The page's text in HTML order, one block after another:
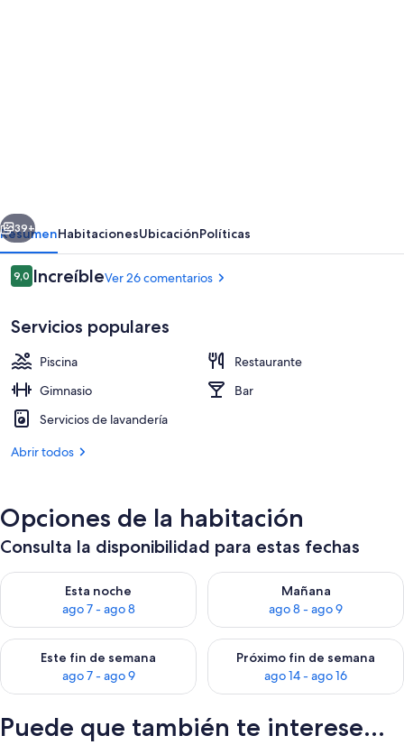
Flushing
Siguiente
39+
ResumenHabitacionesUbicaciónPolíticas
Comentarios
9,09,0 de 10
IncreíbleVer 26 comentarios
Servicios populares
Piscina
Restaurante
Gimnasio
Bar
Servicios de lavandería
Abrir todos
Opciones de la habitación
Consulta la disponibilidad para estas fechas
Esta noche
ago 7 - ago 8
Consulta la disponibilidad para esta noche, ago 7 - ago 8
Mañana
ago 8 - ago 9
Consulta la disponibilidad
Este fin de semana
ago 7 - ago 9
Consulta la disponibilidad para este fin de semana, ago 7 -
Próximo fin de semana
ago 14 - ago 16
Consulta la disponibilidad
Puede que también te interese...